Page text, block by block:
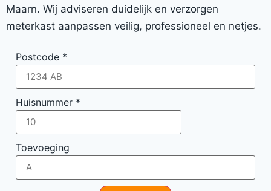
Maarn. Wij adviseren duidelijk en verzorgen
meterkast aanpassen veilig, professioneel en netjes.
Postcode *
Huisnummer *
Toevoeging